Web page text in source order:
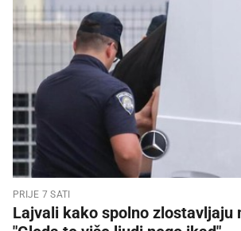
PRIJE 7 SATI
Lajvali kako spolno zlostavljaju